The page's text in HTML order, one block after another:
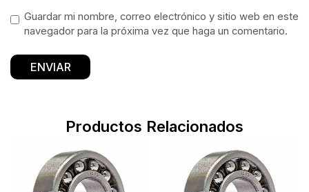
Guardar mi nombre, correo electrónico y sitio web en este
navegador para la próxima vez que haga un comentario.
Productos Relacionados